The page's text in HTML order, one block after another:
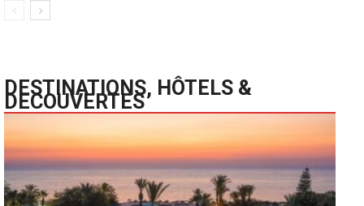
DESTINATIONS, HÔTELS &
DECOUVERTES